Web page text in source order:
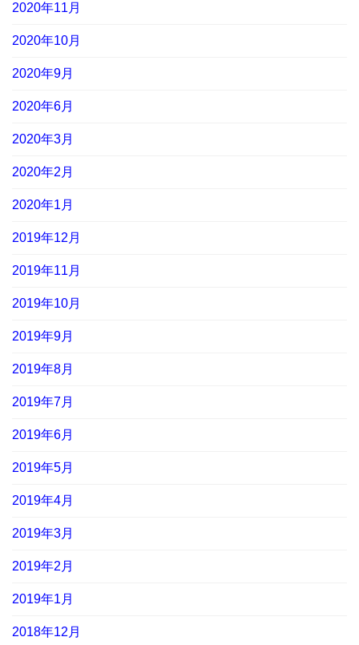
2020年11月
2020年10月
2020年9月
2020年6月
2020年3月
2020年2月
2020年1月
2019年12月
2019年11月
2019年10月
2019年9月
2019年8月
2019年7月
2019年6月
2019年5月
2019年4月
2019年3月
2019年2月
2019年1月
2018年12月